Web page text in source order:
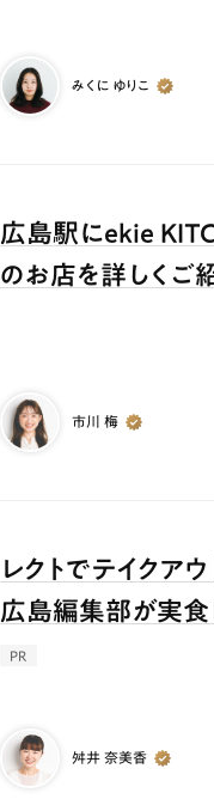
みくに ゆりこ
広島駅にekie
のお店を詳しくご
市川 梅
レクトでテイクア
広島編集部が実食
PR
舛井 奈美香